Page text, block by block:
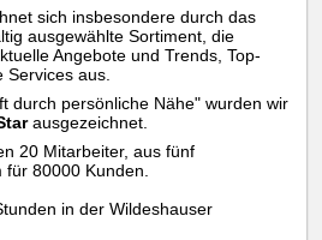
sich insbesondere durch das
ausgewählte Sortiment, die
Angebote und Trends, Top-
aus.
durch persönliche Nähe" wurden wir
ausgezeichnet.
20 Mitarbeiter, aus fünf
80000 Kunden.
in der Wildeshauser